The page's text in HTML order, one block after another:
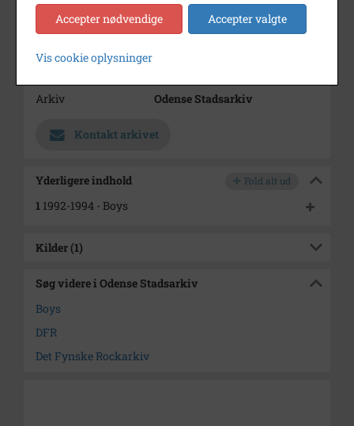
Ole Dorf – bas
Jesper Rosenqvist – trommer
Arkiv
Odense Stadsarkiv
Kontakt arkivet
Yderligere indhold Fold alt ud
1 1992-1994 - Boys
Kilder (1)
Søg videre i Odense Stadsarkiv
Boys
DFR
Det Fynske Rockarkiv
Accepter nødvendige Accepter valgte
Vis cookie oplysninger